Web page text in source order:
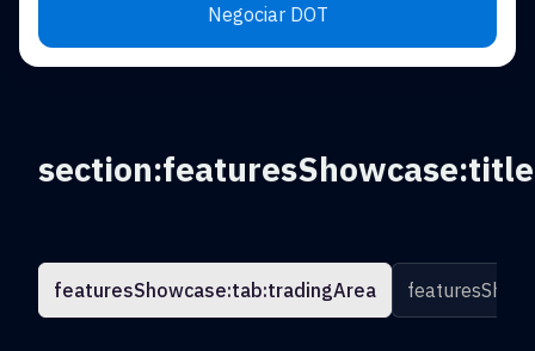
Negociar DOT
section:featuresShowcase:title
featuresShowcase:tab:tradingArea